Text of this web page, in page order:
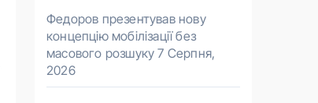
Федоров презентував нову
концепцію мобілізації без
масового розшуку 7 Серпня,
2026